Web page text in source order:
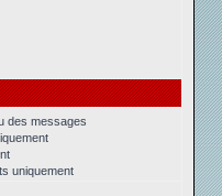
des messages
uniquement